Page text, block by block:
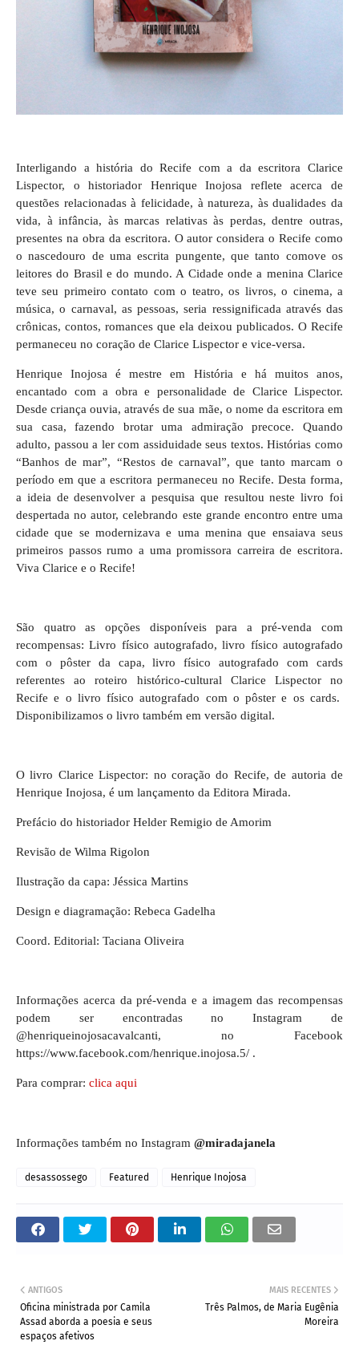
Interligando a história do Recife com a da escritora Clarice
Lispector, o historiador Henrique Inojosa reflete acerca de
questões relacionadas à felicidade, à natureza, às dualidades da
vida, à infância, às marcas relativas às perdas, dentre outras,
presentes na obra da escritora. O autor considera o Recife como
o nascedouro de uma escrita pungente, que tanto comove os
leitores do Brasil e do mundo. A Cidade onde a menina Clarice
teve seu primeiro contato com o teatro, os livros, o cinema, a
música, o carnaval, as pessoas, seria ressignificada através das
crônicas, contos, romances que ela deixou publicados. O Recife
permaneceu no coração de Clarice Lispector e vice-versa.
Henrique Inojosa é mestre em História e há muitos anos,
encantado com a obra e personalidade de Clarice Lispector.
Desde criança ouvia, através de sua mãe, o nome da escritora em
sua casa, fazendo brotar uma admiração precoce. Quando
adulto, passou a ler com assiduidade seus textos. Histórias como
“Banhos de mar”, “Restos de carnaval”, que tanto marcam o
período em que a escritora permaneceu no Recife. Desta forma,
a ideia de desenvolver a pesquisa que resultou neste livro foi
despertada no autor, celebrando este grande encontro entre uma
cidade que se modernizava e uma menina que ensaiava seus
primeiros passos rumo a uma promissora carreira de escritora.
Viva Clarice e o Recife!
São quatro as opções disponíveis para a pré-venda com
recompensas: Livro físico autografado, livro físico autografado
com o pôster da capa, livro físico autografado com cards
referentes ao roteiro histórico-cultural Clarice Lispector no
Recife e o livro físico autografado com o pôster e os cards.
Disponibilizamos o livro também em versão digital.
O livro Clarice Lispector: no coração do Recife, de autoria de
Henrique Inojosa, é um lançamento da Editora Mirada.
Prefácio do historiador Helder Remigio de Amorim
Revisão de Wilma Rigolon
Ilustração da capa: Jéssica Martins
Design e diagramação: Rebeca Gadelha
Coord. Editorial: Taciana Oliveira
Informações acerca da pré-venda e a imagem das recompensas
podem ser encontradas no Instagram de
@henriqueinojosacavalcanti, no Facebook
https://www.facebook.com/henrique.inojosa.5/ .
Para comprar: clica aqui
Informações também no Instagram @miradajanela
desassossego Featured Henrique Inojosa
MAIS RECENTES
Três Palmos, de Maria Eugênia
Moreira
ANTIGOS
Oficina ministrada por Camila
Assad aborda a poesia e seus
espaços afetivos